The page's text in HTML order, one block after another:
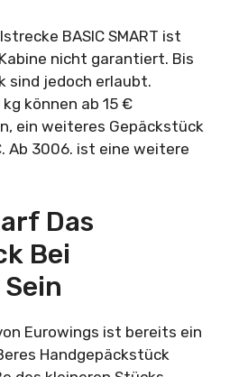
BASIC SMART ist
nicht garantiert. Bis
sind jedoch erlaubt.
können ab 15 €
ein weiteres Gepäckstück
Ab 3006. ist eine weitere
Das
Bei
Eurowings ist bereits ein
Handgepäckstück